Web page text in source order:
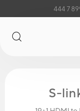
444 7
S-